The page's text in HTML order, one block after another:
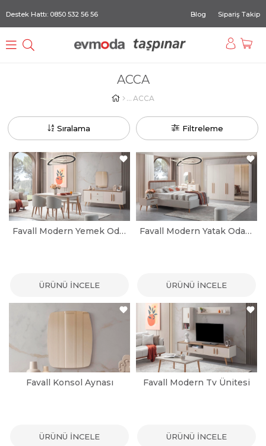
Destek Hattı: 0850 532 56 56 Blog Sipariş Takip
ACCA
ACCA
Filtreleme
Sıralama
Favall Modern Yemek Odası Takımı
ÜRÜNÜ İNCELE
Favall Modern Yatak Odası Takımı
ÜRÜNÜ İNCELE
Favall Konsol Aynası
ÜRÜNÜ İNCELE
Favall Modern Tv Ünitesi
ÜRÜNÜ İNCELE